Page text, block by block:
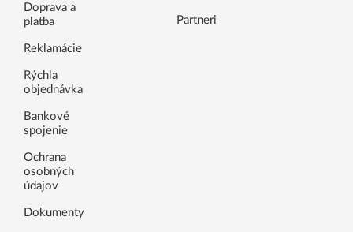
Doprava a
platba
Reklamácie
Rýchla
objednávka
Bankové
spojenie
Ochrana
osobných
údajov
Dokumenty
Partneri